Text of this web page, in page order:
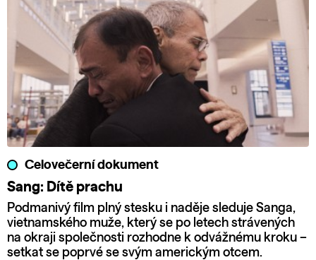
Celovečerní dokument
Sang: Dítě prachu
Podmanivý film plný stesku i naděje sleduje Sanga,
vietnamského muže, který se po letech strávených
na okraji společnosti rozhodne k odvážnému kroku –
setkat se poprvé se svým americkým otcem.